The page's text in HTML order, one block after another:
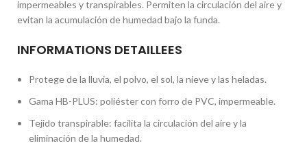
impermeables y transpirables. Permiten la circulación del aire y
evitan la acumulación de humedad bajo la funda.
INFORMATIONS DETAILLEES
Protege de la lluvia, el polvo, el sol, la nieve y las heladas.
Gama HB-PLUS: poliéster con forro de PVC, impermeable.
Tejido transpirable: facilita la circulación del aire y la
eliminación de la humedad.